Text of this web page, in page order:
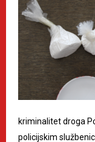
kriminalitet droga
policijskim